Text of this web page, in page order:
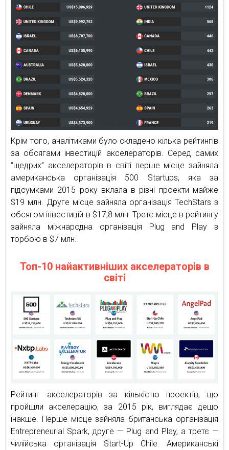
Крім того, аналітиками було складено кілька рейтингів
за обсягами інвестицій акселераторів. Серед самих
“щедрих” акселераторів в світі перше місце зайняла
американська організація 500 Startups, яка за
підсумками 2015 року вклала в різні проекти майже
$19 млн. Друге місце зайняла організація TechStars з
обсягом інвестицій в $17,8 млн. Третє місце в рейтингу
зайняла міжнародна організація Plug and Play з
торбою в $7 млн.
Топ-10 найактивніших акселераторів в
світі
Рейтинг акселераторів за кількістю проектів, що
пройшли акселерацію, за 2015 рік, виглядає дещо
інакше. Перше місце зайняла британська організація
Entrepreneurial Spark, друге — Plug and Play, а третє —
чилійська організація Start-Up Chile. Американські